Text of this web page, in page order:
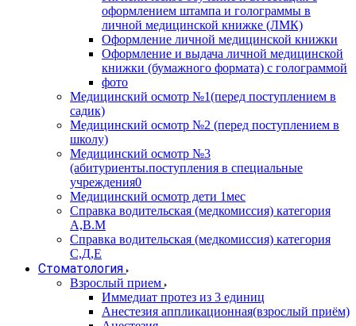
оформлением штампа и голограммы в
личной медицинской книжке (ЛМК)
Оформление личной медицинской книжки
Оформление и выдача личной медицинской
книжки (бумажного формата) с голограммой
фото
Медицинский осмотр №1(перед поступлением в
садик)
Медицинский осмотр №2 (перед поступлением в
школу)
Медицинский осмотр №3
(абитуриенты.поступления в специальные
учреждения0
Медицинский осмотр дети 1мес
Справка водительская (медкомиссия) категория
А,В.М
Справка водительская (медкомиссия) категория
С,Д,Е
Стоматология
Взрослый прием
Иммедиат протез из 3 единиц
Анестезия аппликационная(взрослый приём)